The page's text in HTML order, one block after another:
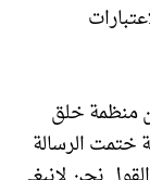
منظمة خلق
ختمت الرسالة